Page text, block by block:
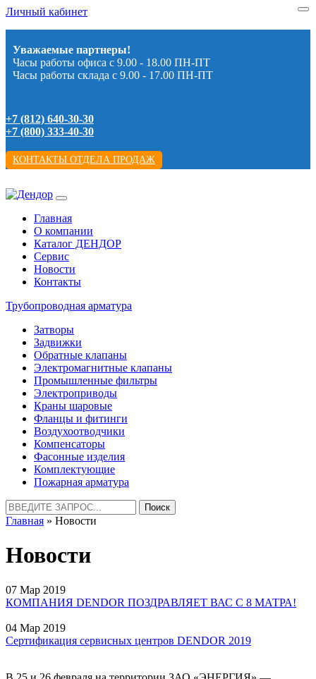
Личный кабинет
Уважаемые партнеры!
Часы работы офиса с 9.00 - 18.00 ПН-ПТ
Часы работы склада с 9.00 - 17.00 ПН-ПТ
+7 (812) 640-30-30
+7 (800) 333-40-30
КОНТАКТЫ ОТДЕЛА ПРОДАЖ
Главная
О компании
Каталог ДЕНДОР
Сервис
Новости
Контакты
Трубопроводная арматура
Затворы
Задвижки
Обратные клапаны
Электромагнитные клапаны
Промышленные фильтры
Электроприводы
Краны шаровые
Фланцы и фитинги
Воздухоотводчики
Компенсаторы
Фасонные изделия
Комплектующие
Пожарная арматура
Найти:
Главная » Новости
Новости
07 Мар 2019
КОМПАНИЯ DENDOR ПОЗДРАВЛЯЕТ ВАС С 8 МАТРА!
04 Мар 2019
Сертификация сервисных центров DENDOR 2019